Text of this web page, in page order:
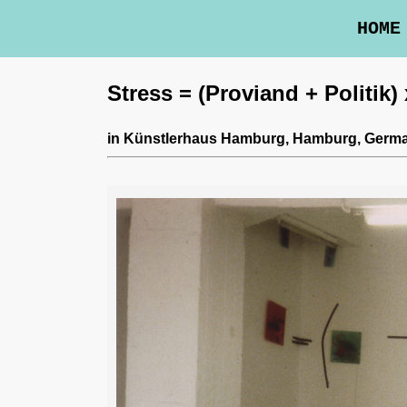
HOME
Stress = (Proviand +
in Künstlerhaus Hamburg, Hamburg,